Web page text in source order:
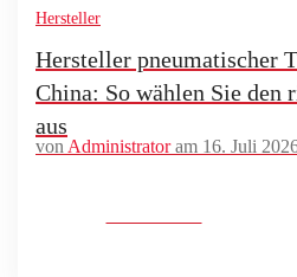
Hersteller
Hersteller pneumatischer
China: So wählen Sie den
aus
von Administratoram 16. Juli